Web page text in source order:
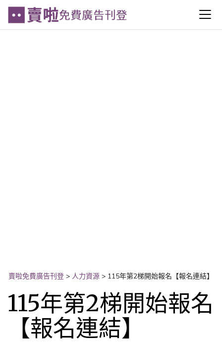
賣啦免費廣告刊登 > 人力資源 > 115年第2梯開始報名【報名連結】
115年第2梯開始報名
【報名連結】